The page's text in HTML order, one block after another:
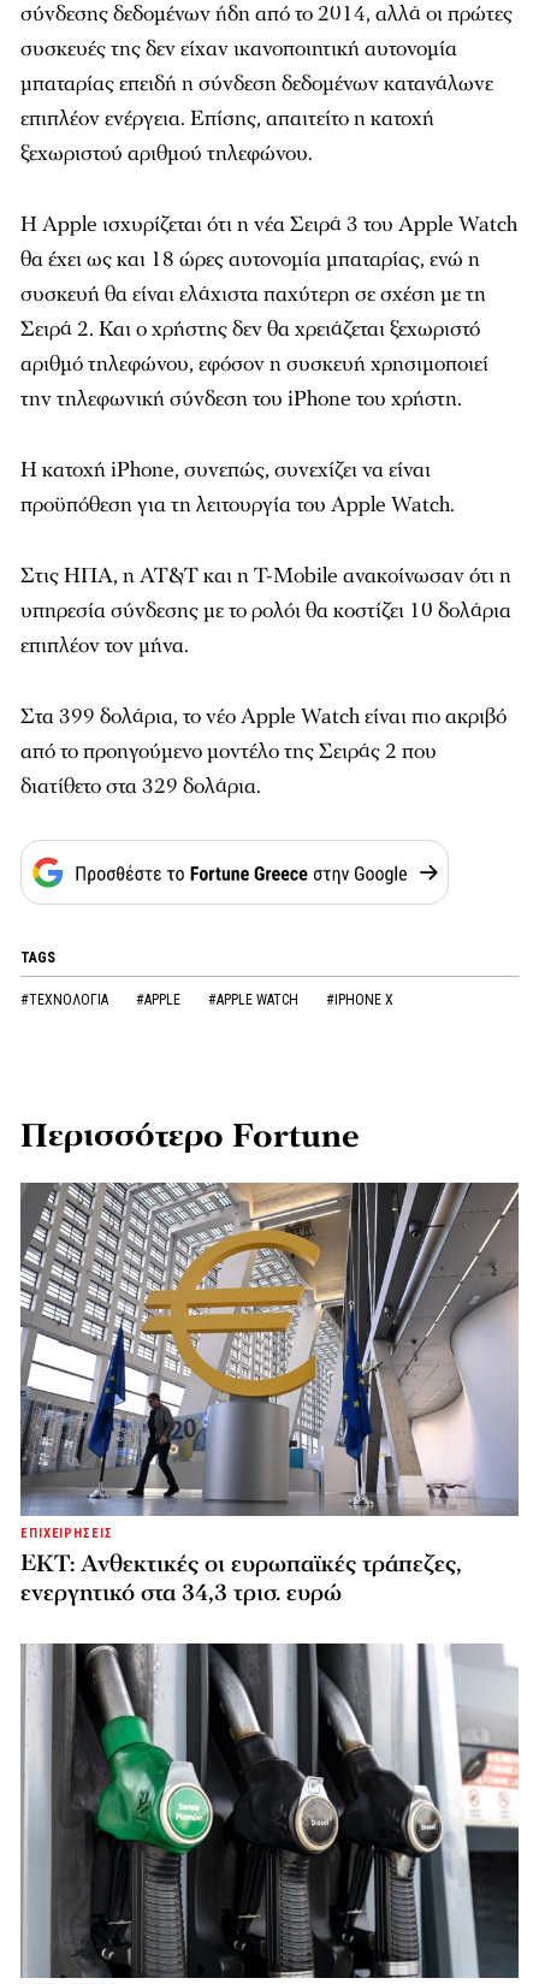
σύνδεσης δεδομένων ήδη από το 2014, αλλά οι πρώτες
συσκευές της δεν είχαν ικανοποιητική αυτονομία
μπαταρίας επειδή η σύνδεση δεδομένων κατανάλωνε
επιπλέον ενέργεια. Επίσης, απαιτείτο η κατοχή
ξεχωριστού αριθμού τηλεφώνου.
Η Apple ισχυρίζεται ότι η νέα Σειρά 3 του Apple Watch
θα έχει ως και 18 ώρες αυτονομία μπαταρίας, ενώ η
συσκευή θα είναι ελάχιστα παχύτερη σε σχέση με τη
Σειρά 2. Και ο χρήστης δεν θα χρειάζεται ξεχωριστό
αριθμό τηλεφώνου, εφόσον η συσκευή χρησιμοποιεί
την τηλεφωνική σύνδεση του iPhone του χρήστη.
Η κατοχή iPhone, συνεπώς, συνεχίζει να είναι
προϋπόθεση για τη λειτουργία του Apple Watch.
Στις ΗΠΑ, η AT&T και η T-Mobile ανακοίνωσαν ότι η
υπηρεσία σύνδεσης με το ρολόι θα κοστίζει 10 δολάρια
επιπλέον τον μήνα.
Στα 399 δολάρια, το νέο Apple Watch είναι πιο ακριβό
από το προηγούμενο μοντέλο της Σειράς 2 που
διατίθετο στα 329 δολάρια.
TAGS
#ΤΕΧΝΟΛΟΓΙΑ #APPLE #APPLE WATCH #IPHONE X
Περισσότερο Fortune
ΕΠΙΧΕΙΡΗΣΕΙΣ
ΕΚΤ: Ανθεκτικές οι ευρωπαϊκές τράπεζες,
ενεργητικό στα 34,3 τρισ. ευρώ